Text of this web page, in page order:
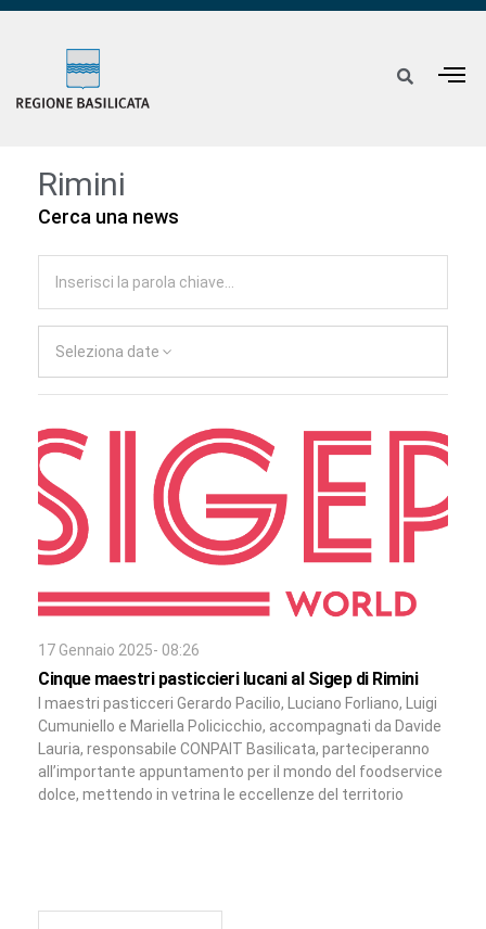
Rimini
Cerca una news
Seleziona date
17 Gennaio 2025- 08:26
Cinque maestri pasticcieri lucani al Sigep di Rimini
I maestri pasticceri Gerardo Pacilio, Luciano Forliano, Luigi
Cumuniello e Mariella Policicchio, accompagnati da Davide
Lauria, responsabile CONPAIT Basilicata, parteciperanno
all’importante appuntamento per il mondo del foodservice
dolce, mettendo in vetrina le eccellenze del territorio